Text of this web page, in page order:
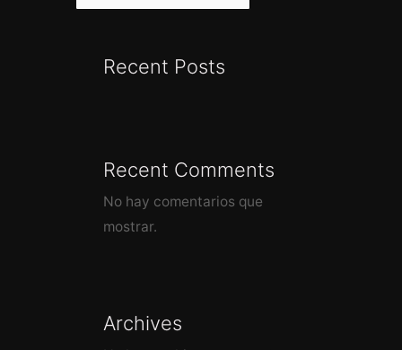
Recent Posts
Recent Comments
No hay comentarios que
mostrar.
Archives